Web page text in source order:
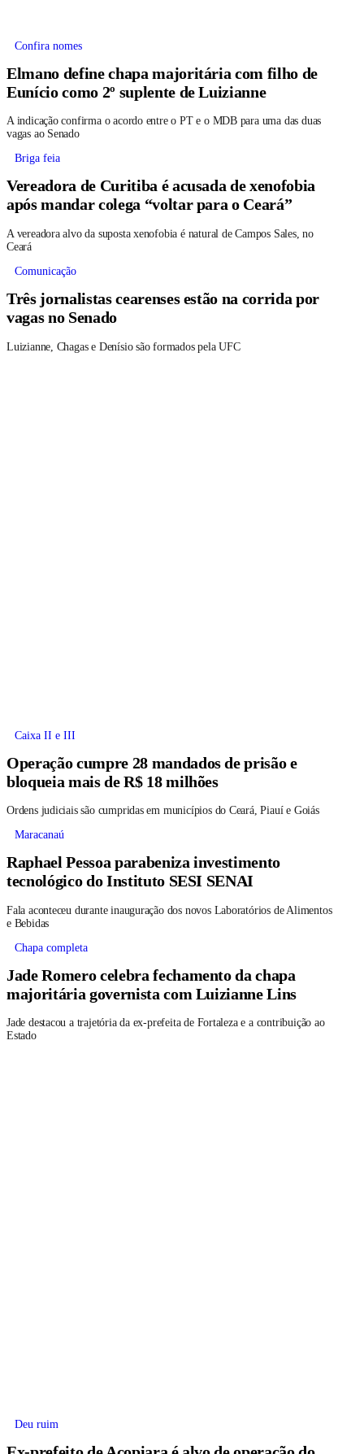
Confira nomes
Elmano define chapa majoritária com filho de
Eunício como 2º suplente de Luizianne
A indicação confirma o acordo entre o PT e o MDB para uma das duas
vagas ao Senado
Briga feia
Vereadora de Curitiba é acusada de xenofobia
após mandar colega “voltar para o Ceará”
A vereadora alvo da suposta xenofobia é natural de Campos Sales, no
Ceará
Comunicação
Três jornalistas cearenses estão na corrida por
vagas no Senado
Luizianne, Chagas e Denísio são formados pela UFC
Caixa II e III
Operação cumpre 28 mandados de prisão e
bloqueia mais de R$ 18 milhões
Ordens judiciais são cumpridas em municípios do Ceará, Piauí e Goiás
Maracanaú
Raphael Pessoa parabeniza investimento
tecnológico do Instituto SESI SENAI
Fala aconteceu durante inauguração dos novos Laboratórios de Alimentos
e Bebidas
Chapa completa
Jade Romero celebra fechamento da chapa
majoritária governista com Luizianne Lins
Jade destacou a trajetória da ex-prefeita de Fortaleza e a contribuição ao
Estado
Deu ruim